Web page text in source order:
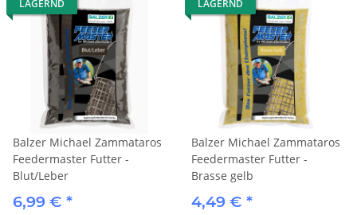
LAGERND
Balzer Michael Zammataros
Feedermaster Futter -
Blut/Leber
6,99 € *
LAGERND
Balzer Michael Zammataros
Feedermaster Futter -
Brasse gelb
4,49 € *